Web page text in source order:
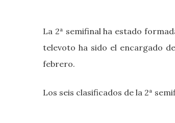
La 2ª semifinal ha estado
televoto ha sido el encargado
febrero.
Los seis clasificados de la 2ª